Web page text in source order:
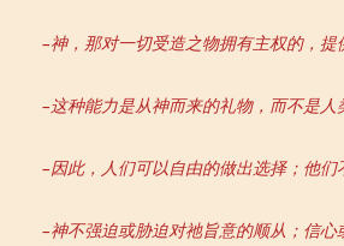
–神，那对一切受造之物拥有主权的，提
–这种能力是从神而来的礼物，而不是人
–因此，人们可以自由的做出选择；他们
–神不强迫或胁迫对祂旨意的顺从；信